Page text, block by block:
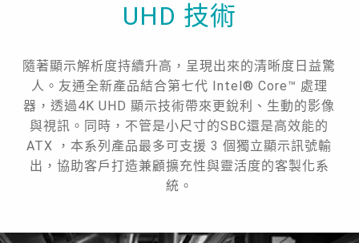
UHD 技術
隨著顯示解析度持續升高，呈現出來的清晰度日益驚
人。友通全新產品結合第七代 Intel® Core™ 處理
器，透過4K UHD 顯示技術帶來更銳利、生動的影像
與視訊。同時，不管是小尺寸的SBC還是高效能的
ATX ，本系列產品最多可支援 3 個獨立顯示訊號輸
出，協助客戶打造兼顧擴充性與靈活度的客製化系
統。